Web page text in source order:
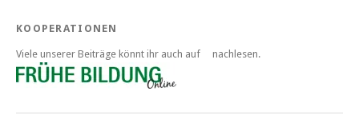
KOOPERATIONEN
Viele unserer Beiträge könnt ihr auch auf nachlesen.